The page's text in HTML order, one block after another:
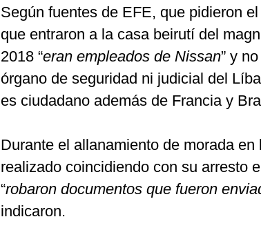
Según fuentes de EFE, que pidieron
que entraron a la casa beirutí del
2018 “eran empleados de Nissan” y
órgano de seguridad ni judicial del
es ciudadano además de Francia y
Durante el allanamiento de morada en
realizado coincidiendo con su arresto
“robaron documentos que fueron
indicaron.